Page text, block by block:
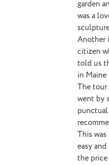
garden
was a
Another
citizen
told us
in Maine
The
went by
This
easy
the price